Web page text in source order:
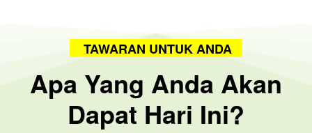
TAWARAN UNTUK ANDA
Apa Yang Anda Akan
Dapat Hari Ini?